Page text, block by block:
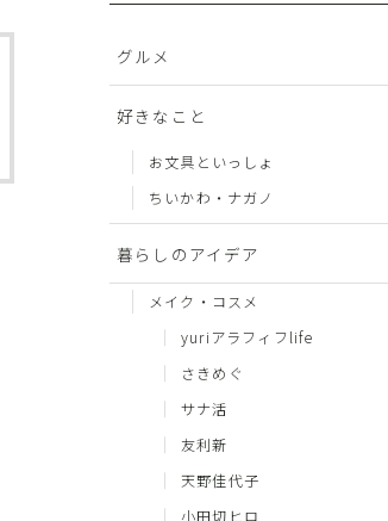
グルメ
好きなこと
お文具といっしょ
ちいかわ・ナガノ
暮らしのアイデア
メイク・コスメ
yuriアラフィフlife
さきめぐ
サナ活
友利新
天野佳代子
小田切ヒロ